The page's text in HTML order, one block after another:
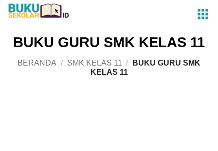
Skip
BUKU GURU SMK KELAS 11
BERANDA / SMK KELAS 11 /
BUKU GURU SMK
KELAS 11